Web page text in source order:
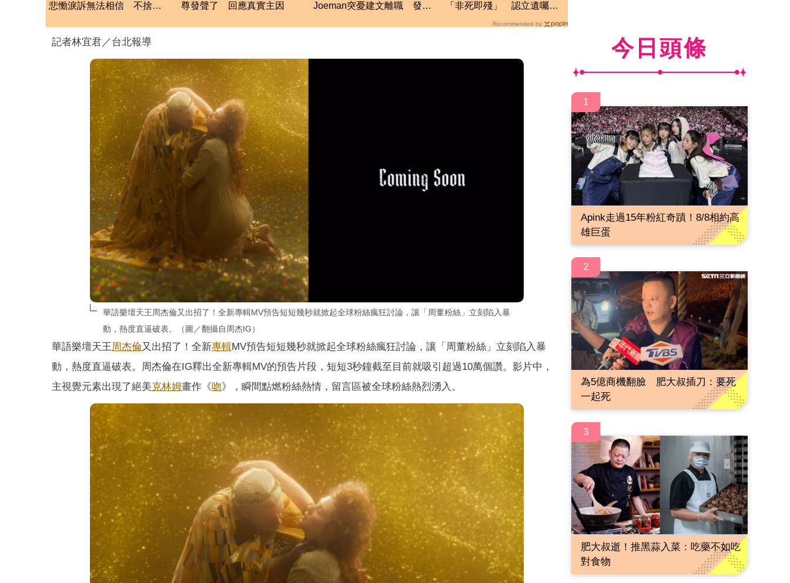
悲慟淚訴無法相信 不捨摯
尊發聲了 回應真實主因
Joeman突憂建文離職 發聲
「非死即殘」 認立遺囑：
Recommended by
記者林宜君／台北報導
華語樂壇天王周杰倫又出招了！全新專輯MV預告短短幾秒就掀起全球粉絲瘋狂討論，讓「周董粉絲」立刻陷入暴
動，熱度直逼破表。（圖／翻攝自周杰IG）
華語樂壇天王周杰倫又出招了！全新專輯MV預告短短幾秒就掀起全球粉絲瘋狂討論，讓「周董粉絲」立刻陷入暴
動，熱度直逼破表。周杰倫在IG釋出全新專輯MV的預告片段，短短3秒鐘截至目前就吸引超過10萬個讚。影片中，
主視覺元素出現了絕美克林姆畫作《吻》，瞬間點燃粉絲熱情，留言區被全球粉絲熱烈湧入。
今日頭條
1
Apink走過15年粉紅奇蹟！8/8相約高
雄巨蛋
2
為5億商機翻臉 肥大叔插刀：要死
一起死
3
肥大叔逝！推黑蒜入菜：吃藥不如吃
對食物